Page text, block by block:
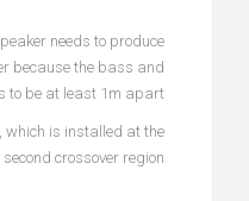
needs to produce
because the bass and
to be at least 1m apart .
which is installed at the
crossover region.